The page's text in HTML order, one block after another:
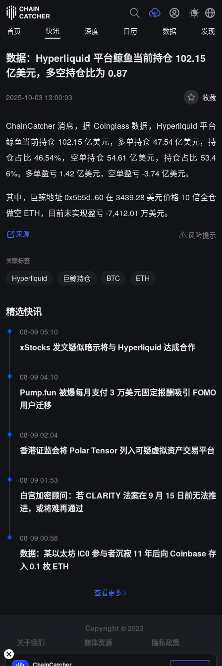
首页 快讯 深度 日历 数据 发现
数据：Hyperliquid 平台鲸鱼当前持仓 102.15
亿美元，多空持仓比为 0.87
2025-10-03 13:00:03 收藏
ChainCatcher 消息，据 Coinglass 数据，Hyperliquid 平台
鲸鱼当前持仓 102.15 亿美元，多单持仓 47.54 亿美元，持
仓占比 46.54%，空单持仓 54.61 亿美元，持仓占比 53.4
6%。多单盈亏 1.42 亿美元，空单盈亏 -3.74 亿美元。
其中，巨鲸地址 0x5b5d..60 在 3439.28 美元价格 10 倍全仓
做空 ETH，目前未实现盈亏 -7,412.01 万美元。
来源 风险提示
关联标签
Hyperliquid 巨鲸持仓 BTC ETH
精选快讯
08-09 05:10
xStocks 发文疑似暗示将与 Hyperliquid 达成合作
08-09 04:10
Pump.fun 被爆每月支付 3 万美元固定报酬吸引 FOMO
用户迁移
08-09 02:04
香港证监会将 Polar Tensor 列入可疑虚拟资产交易平台
08-09 01:53
白宫加密顾问：若 CLARITY 法案在 9 月 15 日前无法推
进，或将难再通过
08-09 00:58
数据：某以太坊 IC0 参与者沉寂 11 年后向 Coinbase 存
入 0.1 枚 ETH
查看更多
Copyright © 2023
关于我们
媒体资源
隐私政策
风险提示
招聘